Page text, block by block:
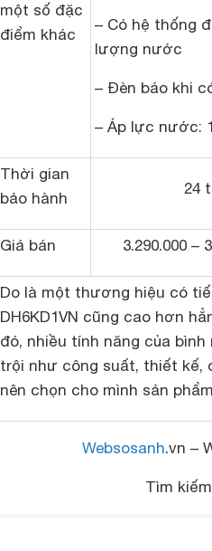
một số đặc
điểm khác
– Có hệ thống
lượng nước
– Đèn báo khi
– Áp lực nước:
Thời gian
bảo hành
24
Giá bán 3.290.000 –
Do là một thương hiệu có
DH6KD1VN cũng cao hơn
đó, nhiều tính năng của bình
trội như công suất, thiết
nên chọn cho mình sản
Websosanh.vn –
Tìm